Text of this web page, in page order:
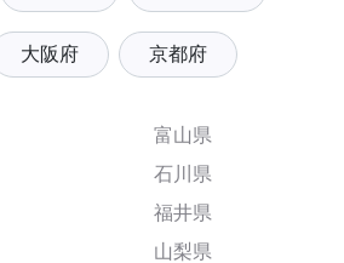
大阪府 京都府
富山県
石川県
福井県
山梨県